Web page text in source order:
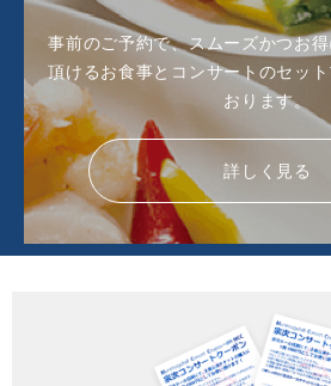
事前のご予約で、スムーズかつお
頂けるお食事とコンサートのセッ
おります。
詳しく見る